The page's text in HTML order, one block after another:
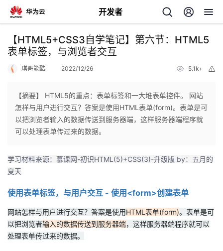
开发者
返
回
个
主
页
的
开
发
者
【HTML5+CSS3自学笔记】第六节：HTML5
表单标签，与浏览者交互
琪哥能酷 2022/12/26 5.1k+
【摘要】 HTML5的重点：表单标签和一大堆表单控件。 网站
怎样与用户进行交互？答案是使用HTML表单(form)。表单是可
以把浏览者输入的数据传送到服务器端，这样服务器端程序就
可以处理表单传过来的数据。
学习材料来源：慕课网-初识HTML(5)+CSS(3)-升级版 by：五月的
夏天
使用表单标签，与用户交互 - 使用<form>创建表单
网站怎样与用户进行交互？答案是使用HTML表单(form)。表单是可
以把浏览者输入的数据传送到服务器端，这样服务器端程序就可以
处理表单传过来的数据。